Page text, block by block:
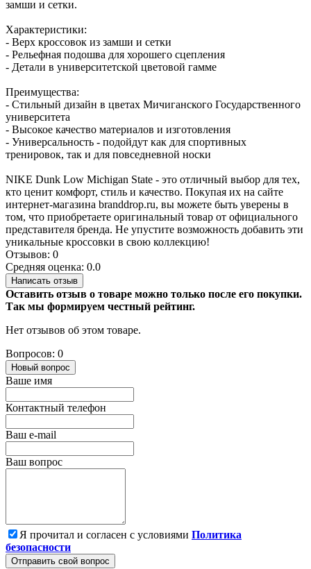
замши и сетки.
Характеристики:
- Верх кроссовок из замши и сетки
- Рельефная подошва для хорошего сцепления
- Детали в университетской цветовой гамме
Преимущества:
- Стильный дизайн в цветах Мичиганского Государственного
университета
- Высокое качество материалов и изготовления
- Универсальность - подойдут как для спортивных
тренировок, так и для повседневной носки
NIKE Dunk Low Michigan State - это отличный выбор для тех,
кто ценит комфорт, стиль и качество. Покупая их на сайте
интернет-магазина branddrop.ru, вы можете быть уверены в
том, что приобретаете оригинальный товар от официального
представителя бренда. Не упустите возможность добавить эти
уникальные кроссовки в свою коллекцию!
Отзывов: 0
Средняя оценка: 0.0
Написать отзыв
Оставить отзыв о товаре можно только после его покупки.
Так мы формируем честный рейтинг.
Нет отзывов об этом товаре.
Вопросов: 0
Новый вопрос
Ваше имя
Контактный телефон
Ваш e-mail
Ваш вопрос
Я прочитал и согласен с условиями Политика
безопасности
Отправить свой вопрос